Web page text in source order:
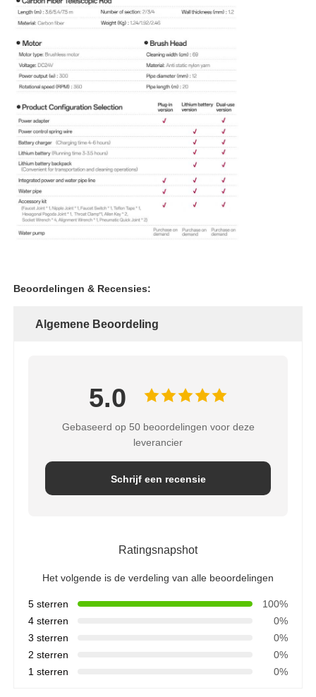
Beoordelingen & Recensies:
Algemene Beoordeling
5.0
Gebaseerd op 50 beoordelingen voor deze
leverancier
Schrijf een recensie
Ratingsnapshot
Het volgende is de verdeling van alle beoordelingen
5 sterren
100%
4 sterren
0%
3 sterren
0%
2 sterren
0%
1 sterren
0%